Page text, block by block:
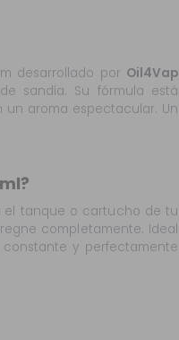
desarrollado por Oil4Vap
sandía. Su fórmula está
aroma espectacular. Un
el tanque o cartucho de tu
completamente. Ideal
y perfectamente